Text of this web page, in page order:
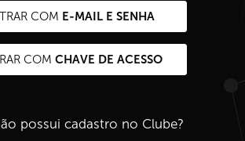
COM E-MAIL E SENHA
COM CHAVE DE ACESSO
possui cadastro no Clube?